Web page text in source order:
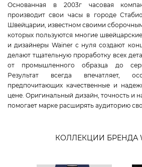
CANDINO
JACQUES LEMANS
TAG HEUER
CERTINA
RADO
SWISS MILITARY HANOWA
ROAMER
VICTORINOX
Основанная в 2003г часовая
производит свои часы в городе
Швейцарии, известном своими
которых пользуются многие
и дизайнеры Wainer с нуля создают
делают тщательную проработку всех
от промышленного образца до
Результат всегда впечатляет,
предпочитающих качественные и
цене. Оригинальный дизайн, точность и
помогает марке расширять аудиторию
КОЛЛЕКЦИИ БРЕНДА